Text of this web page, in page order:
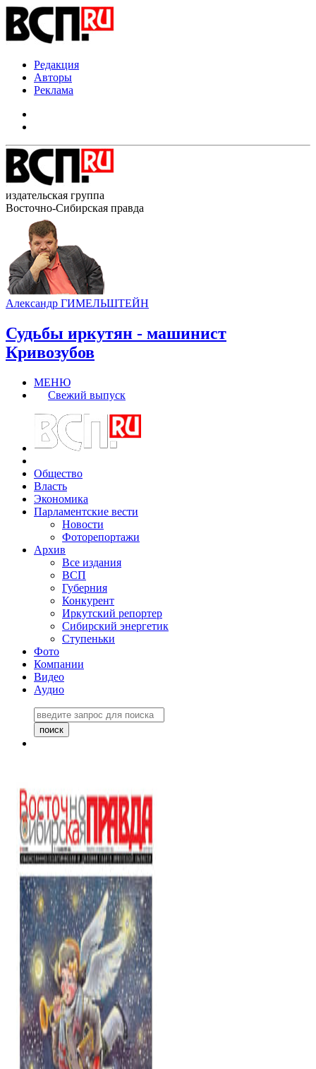
Редакция
Авторы
Реклама
издательская группа
Восточно-Сибирская правда
Александр ГИМЕЛЬШТЕЙН
Судьбы иркутян - машинист
Кривозубов
МЕНЮ
Свежий выпуск
Общество
Власть
Экономика
Парламентские вести
Новости
Фоторепортажи
Архив
Все издания
ВСП
Губерния
Конкурент
Иркутский репортер
Сибирский энергетик
Ступеньки
Фото
Компании
Видео
Аудио